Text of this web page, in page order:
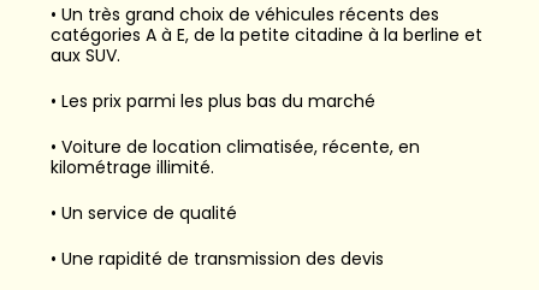
• Un très grand choix de véhicules récents des
catégories A à E, de la petite citadine à la berline et
aux SUV.
• Les prix parmi les plus bas du marché
• Voiture de location climatisée, récente, en
kilométrage illimité.
• Un service de qualité
• Une rapidité de transmission des devis